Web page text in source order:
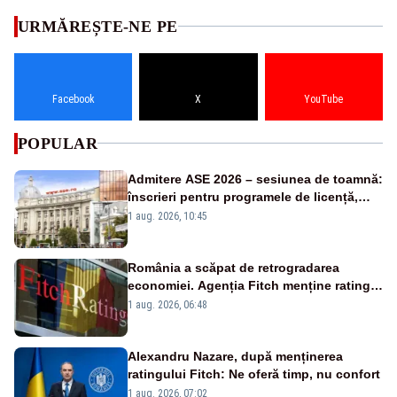
URMĂREȘTE-NE PE
Facebook X YouTube
POPULAR
Admitere ASE 2026 – sesiunea de toamnă:
înscrieri pentru programele de licență,
masterat și doctorat
1 aug. 2026, 10:45
România a scăpat de retrogradarea
economiei. Agenția Fitch menține ratingul
„BBB-” cu perspectivă negativă
1 aug. 2026, 06:48
Alexandru Nazare, după menținerea
ratingului Fitch: Ne oferă timp, nu confort
1 aug. 2026, 07:02